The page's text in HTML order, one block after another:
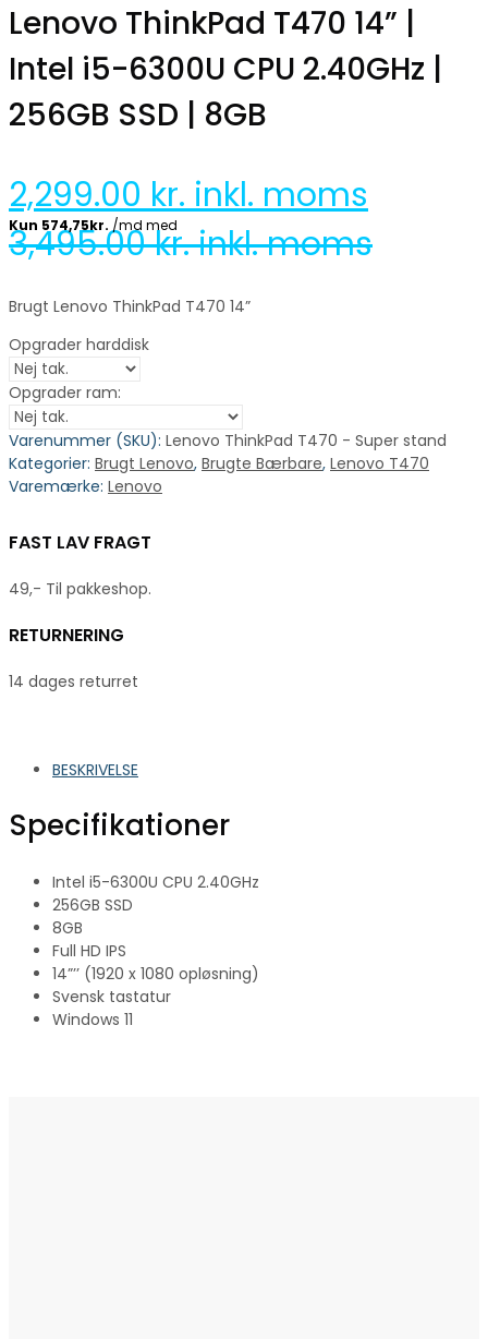
Lenovo ThinkPad T470 14” |
Intel i5-6300U CPU 2.40GHz |
256GB SSD | 8GB
2,299.00 kr. inkl. moms
3,495.00kr. inkl. moms
Brugt Lenovo ThinkPad T470 14”
Opgrader harddisk
Opgrader ram:
Varenummer (SKU): Lenovo ThinkPad T470 - Super stand
Kategorier: Brugt Lenovo, Brugte Bærbare, Lenovo T470
Varemærke: Lenovo
FAST LAV FRAGT
49,- Til pakkeshop.
RETURNERING
14 dages returret
BESKRIVELSE
Specifikationer
Intel i5-6300U CPU 2.40GHz
256GB SSD
8GB
Full HD IPS
14”’’ (1920 x 1080 opløsning)
Svensk tastatur
Windows 11